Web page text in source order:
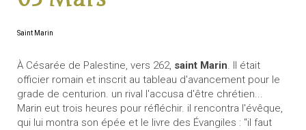
Saint Marin
À Césarée de Palestine, vers 262, saint Marin. Il était
officier romain et inscrit au tableau d'avancement pour le
grade de centurion. un rival l'accusa d'être chrétien...
Marin eut trois heures pour réfléchir. il rencontra l'évêque,
qui lui montra son épée et le livre des Évangiles : "il faut